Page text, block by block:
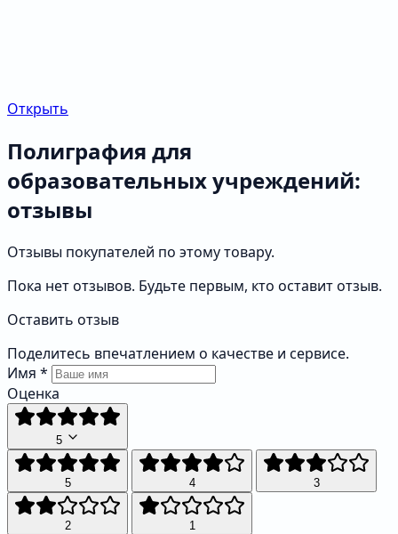
Открыть
Полиграфия для
образовательных учреждений:
отзывы
Отзывы покупателей по этому товару.
Пока нет отзывов. Будьте первым, кто оставит отзыв.
Оставить отзыв
Поделитесь впечатлением о качестве и сервисе.
Имя *
Оценка
5
5 4 3
2 1